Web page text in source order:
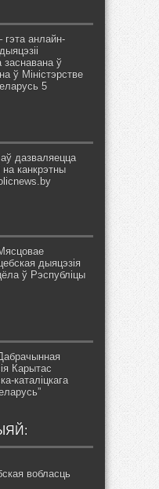
гэта анлайн-
заснавана ў
ў Міністэрстве
5
дазваляецца
на канкрэтны
дыяцэзія
ў Рэспубліцы
Карытас
каталіцкага
вобласць